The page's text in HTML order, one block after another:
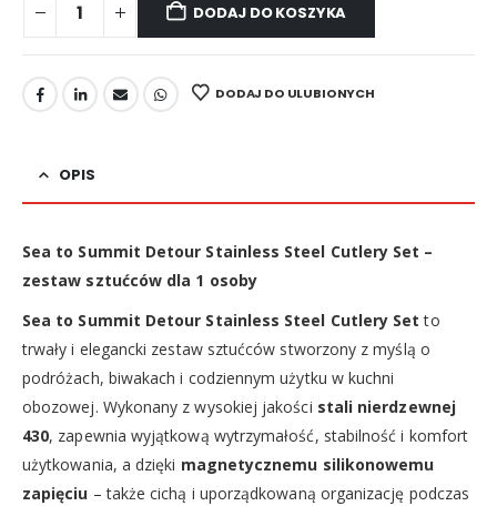
DODAJ DO KOSZYKA
DODAJ DO ULUBIONYCH
OPIS
Sea to Summit Detour Stainless Steel Cutlery Set –
zestaw sztućców dla 1 osoby
Sea to Summit Detour Stainless Steel Cutlery Set to
trwały i elegancki zestaw sztućców stworzony z myślą o
podróżach, biwakach i codziennym użytku w kuchni
obozowej. Wykonany z wysokiej jakości stali nierdzewnej
430, zapewnia wyjątkową wytrzymałość, stabilność i komfort
użytkowania, a dzięki magnetycznemu silikonowemu
zapięciu – także cichą i uporządkowaną organizację podczas